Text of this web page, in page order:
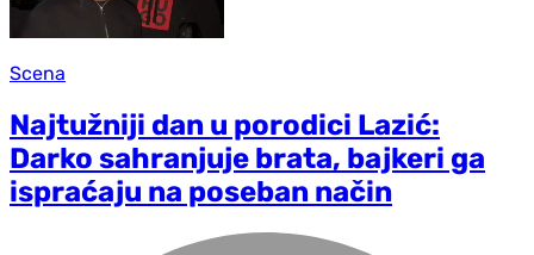
Scena
Najtužniji dan u porodici Lazić:
Darko sahranjuje brata, bajkeri ga
ispraćaju na poseban način